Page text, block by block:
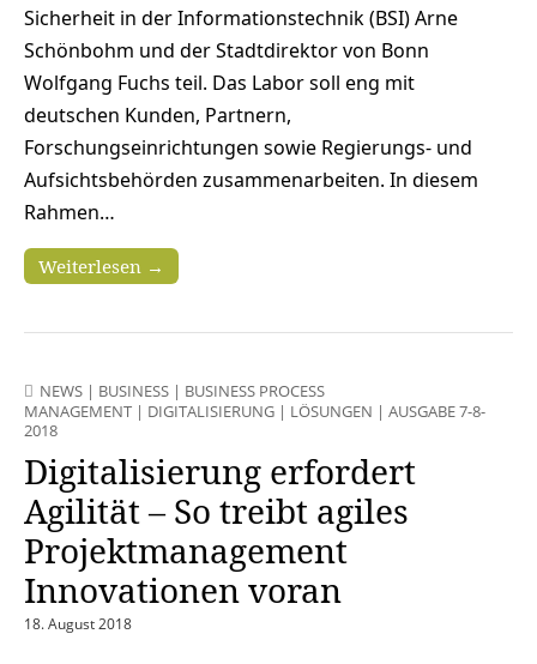
Sicherheit in der Informationstechnik (BSI) Arne
Schönbohm und der Stadtdirektor von Bonn
Wolfgang Fuchs teil. Das Labor soll eng mit
deutschen Kunden, Partnern,
Forschungseinrichtungen sowie Regierungs- und
Aufsichtsbehörden zusammenarbeiten. In diesem
Rahmen…
Weiterlesen →
NEWS | BUSINESS | BUSINESS PROCESS
MANAGEMENT | DIGITALISIERUNG | LÖSUNGEN | AUSGABE 7-8-
2018
Digitalisierung erfordert
Agilität – So treibt agiles
Projektmanagement
Innovationen voran
18. August 2018